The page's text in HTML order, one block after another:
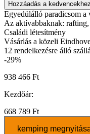
Hozzáadás a kedvencekhez
Egyedülálló paradicsom a
Az aktívabbaknak:
Családi létesítmény
Vásárlás a közeli
12 rendelkezésre álló
-29%
938 466 Ft
Kezdőár:
668 789 Ft
kemping